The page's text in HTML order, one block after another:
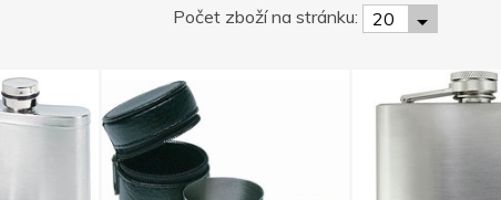
Počet zboží na stránku: 20